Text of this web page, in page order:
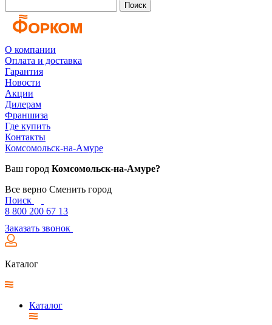
Поиск
О компании
Оплата и доставка
Гарантия
Новости
Акции
Дилерам
Франшиза
Где купить
Контакты
Комсомольск-на-Амуре
Ваш город Комсомольск-на-Амуре?
Все верно Сменить город
Поиск
8 800 200 67 13
Заказать звонок
Каталог
Каталог